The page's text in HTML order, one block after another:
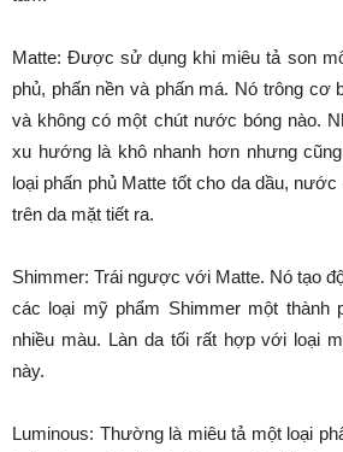
Matte: Được sử dụng khi miêu tả son
phủ, phấn nền và phấn má. Nó trông cơ
và không có một chút nước bóng nào.
xu hướng là khô nhanh hơn nhưng
loại phấn phủ Matte tốt cho da dầu,
trên da mặt tiết ra.
Shimmer: Trái ngược với Matte. Nó tạo
các loại mỹ phẩm Shimmer một thành
nhiều màu. Làn da tối rất hợp với loại
này.
Luminous: Thường là miêu tả một loại